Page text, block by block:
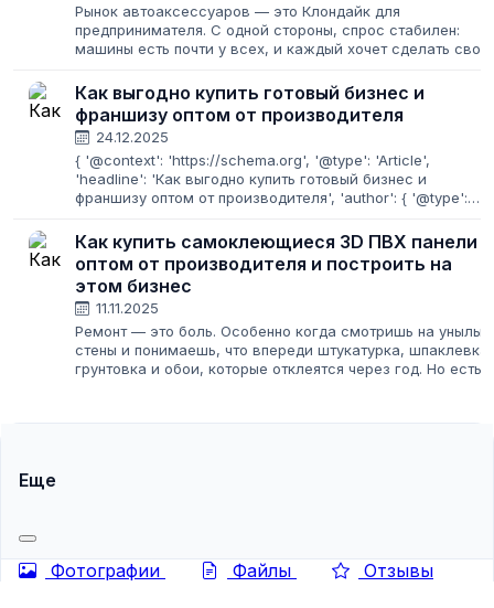
Рынок автоаксессуаров — это Клондайк для
предпринимателя. С одной стороны, спрос стабилен:
машины есть почти у всех, и каждый хочет сделать свою
другой — конкуренция зашкаливает, а найти...
Как выгодно купить готовый бизнес и
франшизу оптом от производителя
24.12.2025
{ '@context': 'https://schema.org', '@type': 'Article',
'headline': 'Как выгодно купить готовый бизнес и
франшизу оптом от производителя', 'author': { '@type':
'@type': 'Organization',...
Как купить самоклеющиеся 3D ПВХ панели
оптом от производителя и построить на
этом бизнес
11.11.2025
Ремонт — это боль. Особенно когда смотришь на унылые
стены и понимаешь, что впереди штукатурка, шпаклевка,
грунтовка и обои, которые отклеятся через год. Но есть
Еще
Фотографии Файлы Отзывы